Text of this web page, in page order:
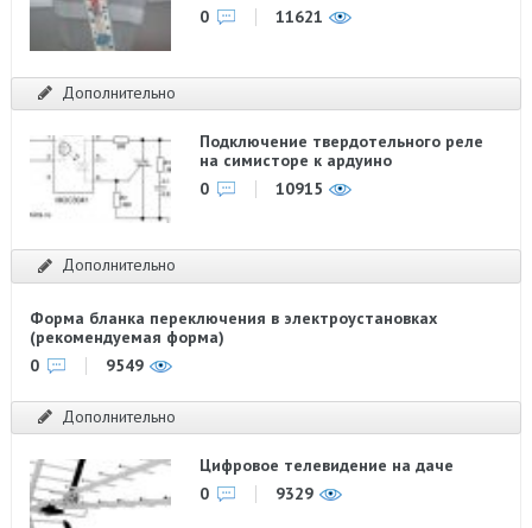
0
11621
Дополнительно
Подключение твердотельного реле
на симисторе к ардуино
0
10915
Дополнительно
Форма бланка переключения в электроустановках
(рекомендуемая форма)
0
9549
Дополнительно
Цифровое телевидение на даче
0
9329